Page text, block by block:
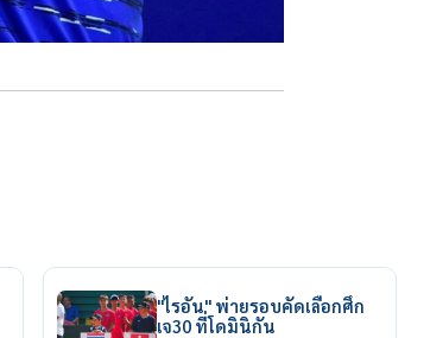
"ไรอัน" พ่ายรอบคัดเลือกศึก
เจ30 ที่โดมินิกัน